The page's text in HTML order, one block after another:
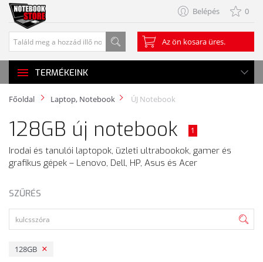
Belépés 0
Az ön kosara üres.
TERMÉKEINK
Főoldal Laptop, Notebook ÚJ Notebook
128GB új notebook 1
Irodai és tanulói laptopok, üzleti ultrabookok, gamer és
grafikus gépek – Lenovo, Dell, HP, Asus és Acer
SZŰRÉS
128GB